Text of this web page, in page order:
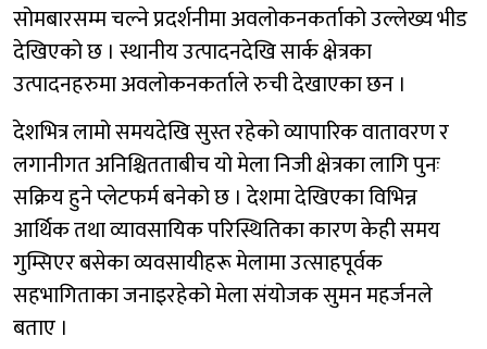
सोमबारसम्म चल्ने प्रदर्शनीमा अवलोकनकर्ताको उल्लेख्य भीड
देखिएको छ । स्थानीय उत्पादनदेखि सार्क क्षेत्रका
उत्पादनहरुमा अवलोकनकर्ताले रुची देखाएका छन ।
देशभित्र लामो समयदेखि सुस्त रहेको व्यापारिक वातावरण र
लगानीगत अनिश्चितताबीच यो मेला निजी क्षेत्रका लागि पुनः
सक्रिय हुने प्लेटफर्म बनेको छ । देशमा देखिएका विभिन्न
आर्थिक तथा व्यावसायिक परिस्थितिका कारण केही समय
गुम्सिएर बसेका व्यवसायीहरू मेलामा उत्साहपूर्वक
सहभागिताका जनाइरहेको मेला संयोजक सुमन महर्जनले
बताए ।